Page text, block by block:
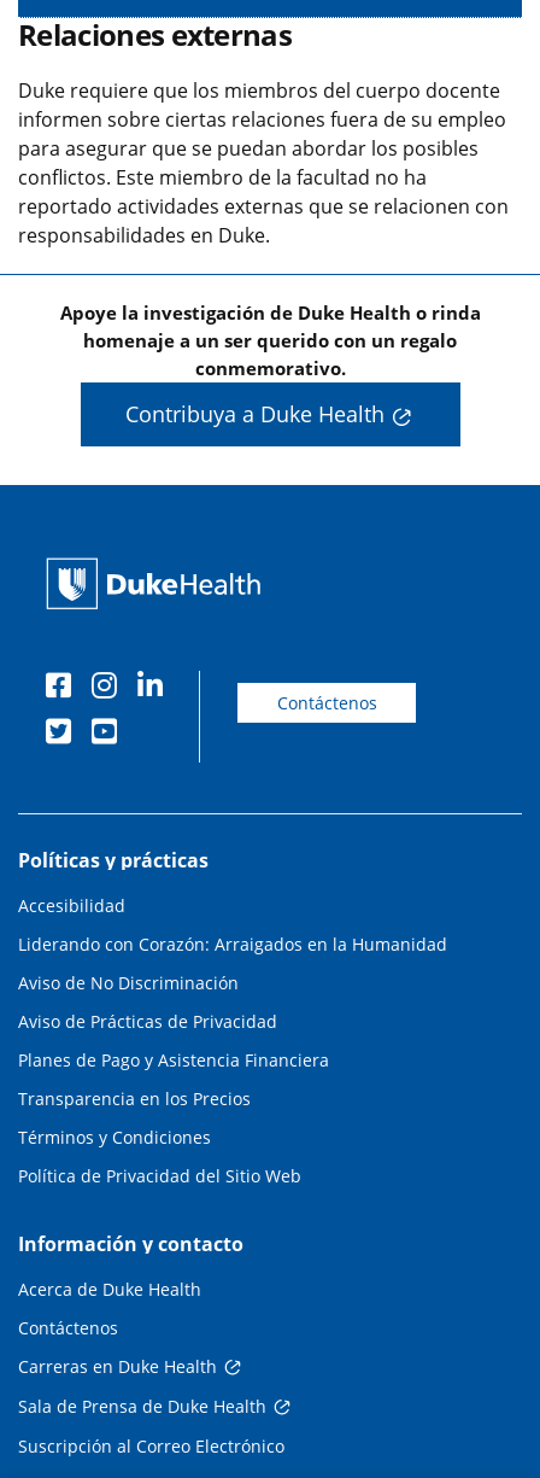
Relaciones externas
Duke requiere que los miembros del cuerpo docente
informen sobre ciertas relaciones fuera de su empleo
para asegurar que se puedan abordar los posibles
conflictos. Este miembro de la facultad no ha
reportado actividades externas que se relacionen con
responsabilidades en Duke.
Apoye la investigación de Duke Health o rinda
homenaje a un ser querido con un regalo
conmemorativo.
Contribuya a Duke Health
Contáctenos
Políticas y prácticas
Accesibilidad
Liderando con Corazón: Arraigados en la Humanidad
Aviso de No Discriminación
Aviso de Prácticas de Privacidad
Planes de Pago y Asistencia Financiera
Transparencia en los Precios
Términos y Condiciones
Política de Privacidad del Sitio Web
Información y contacto
Acerca de Duke Health
Contáctenos
Carreras en Duke Health
Sala de Prensa de Duke Health
Suscripción al Correo Electrónico